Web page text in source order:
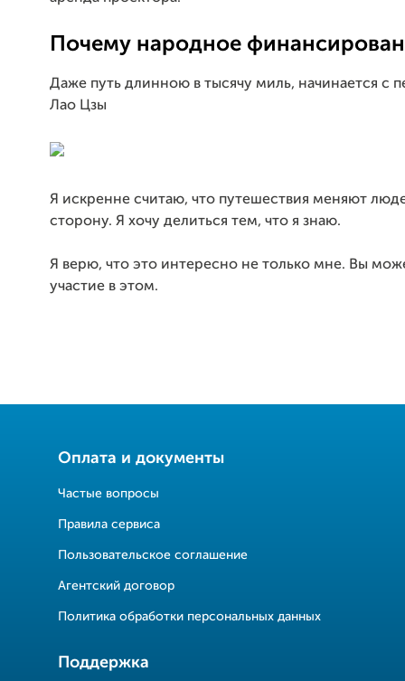
Почему народное
Даже путь длинною в тысячу миль, начинается с
Лао Цзы
Я искренне считаю, что путешествия меняют
сторону. Я хочу делиться тем, что я знаю.
Я верю, что это интересно не только мне. Вы
участие в этом.
Оплата и документы
Частые вопросы
Правила сервиса
Пользовательское соглашение
Агентский договор
Политика обработки персональных данных
Поддержка